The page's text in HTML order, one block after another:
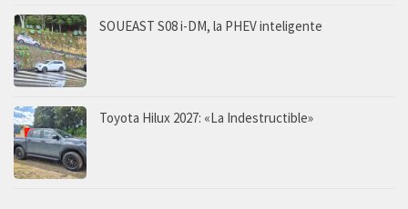
SOUEAST S08 i-DM, la PHEV inteligente
Toyota Hilux 2027: «La Indestructible»